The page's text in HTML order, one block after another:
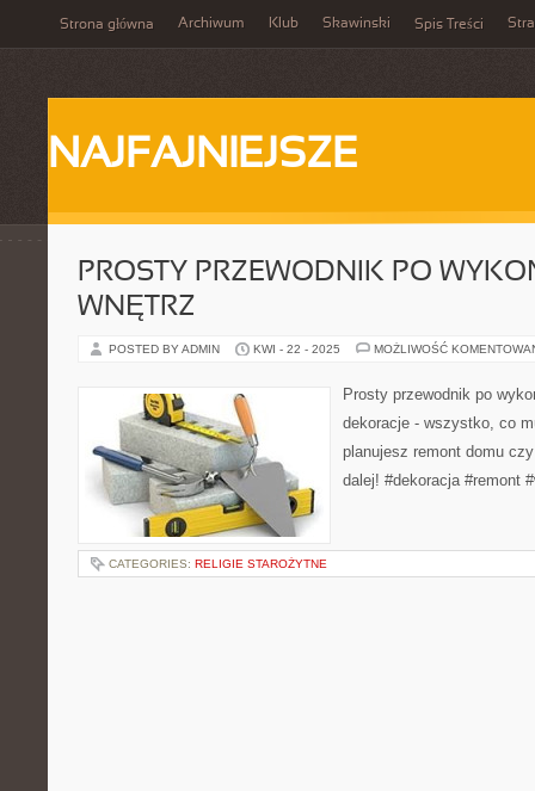
Strona główna Archiwum Klub Skawinski Spis Treści
NAJFAJNIEJSZE
PROSTY PRZEWODNIK PO
WNĘTRZ
POSTED BY ADMIN KWI - 22 - 2025 MOŻLIWOŚĆ
Prosty przewodnik po
dekoracje - wszystko, co
planujesz remont domu
dalej! #dekoracja #remont
CATEGORIES: RELIGIE STAROŻYTNE